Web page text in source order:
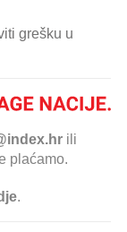
grešku u
ili
plaćamo.
.